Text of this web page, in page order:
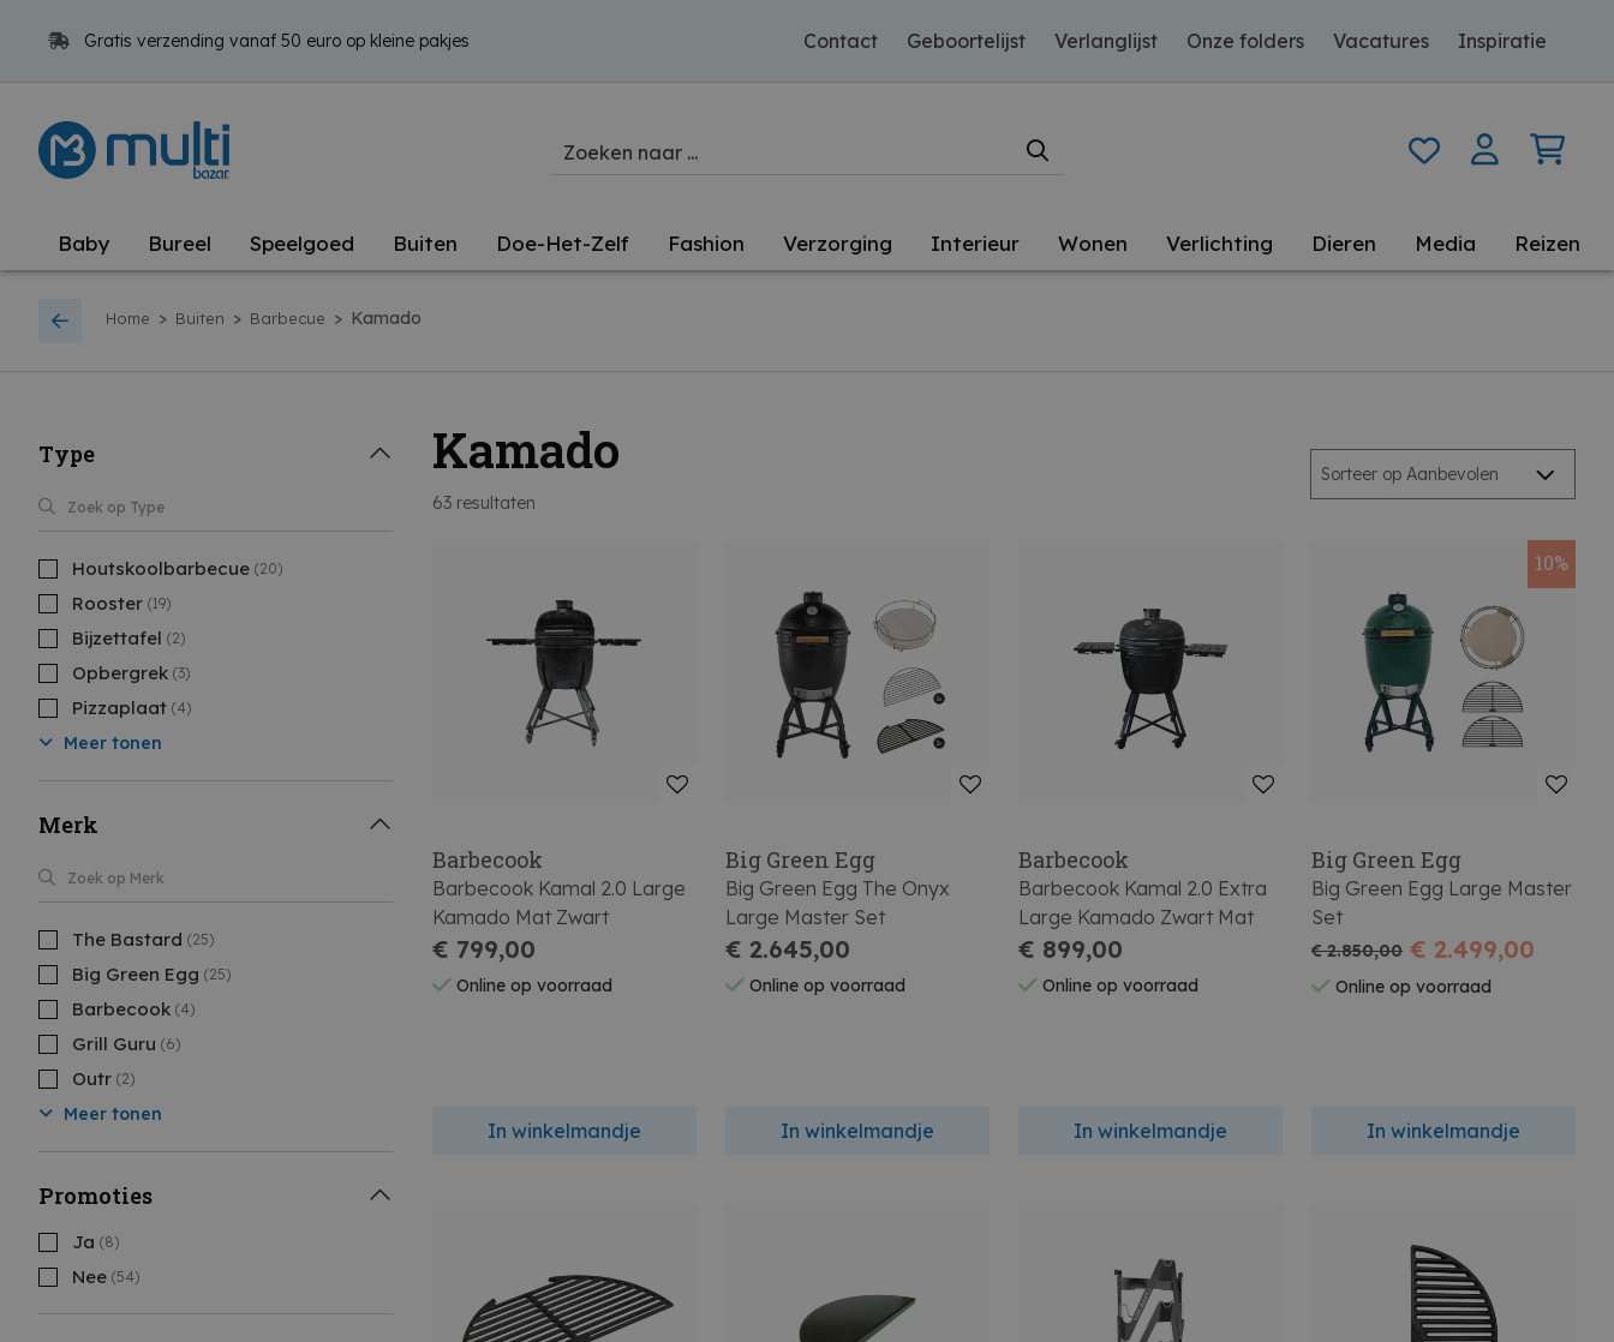
Gratis verzending vanaf 50 euro op kleine pakjes Contact Geboortelijst Verlanglijst Onze folders Vacatures Inspiratie
Baby Bureel Speelgoed Buiten Doe-Het-Zelf Fashion Verzorging Interieur Wonen Verlichting Dieren Media Reizen
Home > Buiten > Barbecue > Kamado
Type
Houtskoolbarbecue (20)
Rooster (19)
Bijzettafel (2)
Opbergrek (3)
Pizzaplaat (4)
Meer tonen
Merk
The Bastard (25)
Big Green Egg (25)
Barbecook (4)
Grill Guru (6)
Outr (2)
Meer tonen
Promoties
Ja (8)
Nee (54)
Kamado
63 resultaten
Barbecook
Barbecook Kamal 2.0 Large
Kamado Mat Zwart
€ 799,00
Online op voorraad
In winkelmandje
Big Green Egg
Big Green Egg The Onyx
Large Master Set
€ 2.645,00
Online op voorraad
In winkelmandje
Barbecook
Barbecook Kamal 2.0 Extra
Large Kamado Zwart Mat
€ 899,00
Online op voorraad
In winkelmandje
10%
Big Green Egg
Big Green Egg Large Master
Set
€ 2.850,00 € 2.499,00
Online op voorraad
In winkelmandje